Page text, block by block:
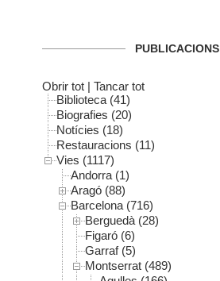
PUBLICACIONS
Obrir tot | Tancar tot
Biblioteca (41)
Biografies (20)
Notícies (18)
Restauracions (11)
Vies (1117)
Andorra (1)
Aragó (88)
Barcelona (716)
Berguedà (28)
Figaró (6)
Garraf (5)
Montserrat (489)